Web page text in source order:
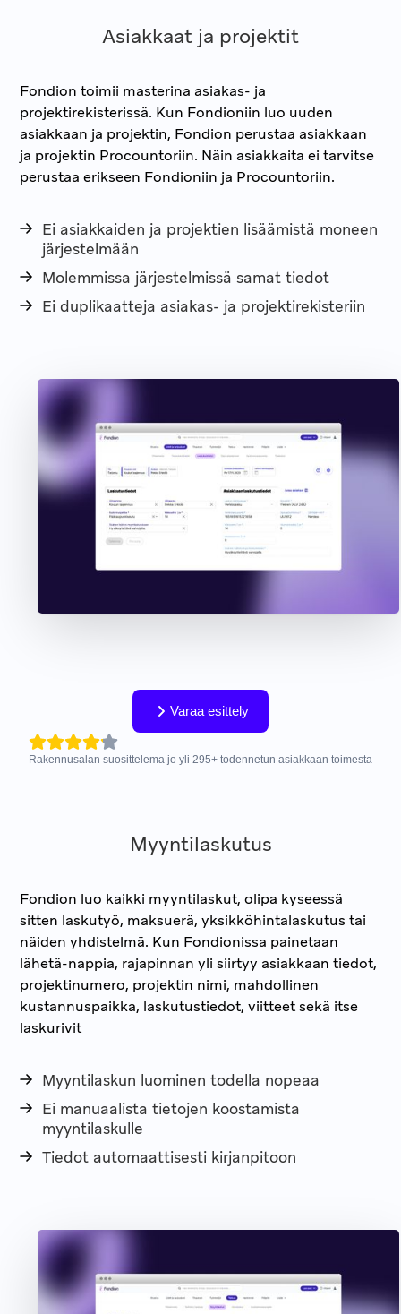
Asiakkaat ja projektit
Fondion toimii masterina asiakas- ja
projektirekisterissä. Kun Fondioniin luo uuden
asiakkaan ja projektin, Fondion perustaa asiakkaan
ja projektin Procountoriin. Näin asiakkaita ei tarvitse
perustaa erikseen Fondioniin ja Procountoriin.
Ei asiakkaiden ja projektien lisäämistä moneen
järjestelmään
Molemmissa järjestelmissä samat tiedot
Ei duplikaatteja asiakas- ja projektirekisteriin
Varaa esittely
Rakennusalan suosittelema jo yli 295+ todennetun asiakkaan toimesta
Myyntilaskutus
Fondion luo kaikki myyntilaskut, olipa kyseessä
sitten laskutyö, maksuerä, yksikköhintalaskutus tai
näiden yhdistelmä. Kun Fondionissa painetaan
lähetä-nappia, rajapinnan yli siirtyy asiakkaan tiedot,
projektinumero, projektin nimi, mahdollinen
kustannuspaikka, laskutustiedot, viitteet sekä itse
laskurivit
Myyntilaskun luominen todella nopeaa
Ei manuaalista tietojen koostamista
myyntilaskulle
Tiedot automaattisesti kirjanpitoon